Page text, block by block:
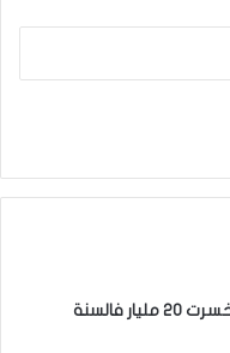
أيت منا: “الوداد اليوم عايشة بسبابي وخسرت 20 مليار فالسنة